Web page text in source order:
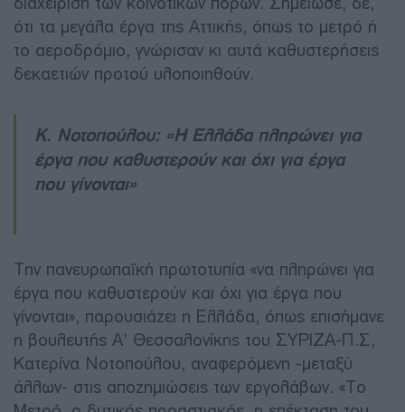
ότι τα μεγάλα έργα της Αττικής, όπως το μετρό ή
το αεροδρόμιο, γνώρισαν κι αυτά καθυστερήσεις
δεκαετιών προτού υλοποιηθούν.
Κ. Νοτοπούλου: «Η Ελλάδα πληρώνει για
έργα που καθυστερούν και όχι για έργα
που γίνονται»
Την πανευρωπαϊκή πρωτοτυπία «να πληρώνει για
έργα που καθυστερούν και όχι για έργα που
γίνονται», παρουσιάζει η Ελλάδα, όπως επισήμανε
η βουλευτής Α’ Θεσσαλονίκης του ΣΥΡΙΖΑ-Π.Σ,
Κατερίνα Νοτοπούλου, αναφερόμενη -μεταξύ
άλλων- στις αποζημιώσεις των εργολάβων. «Το